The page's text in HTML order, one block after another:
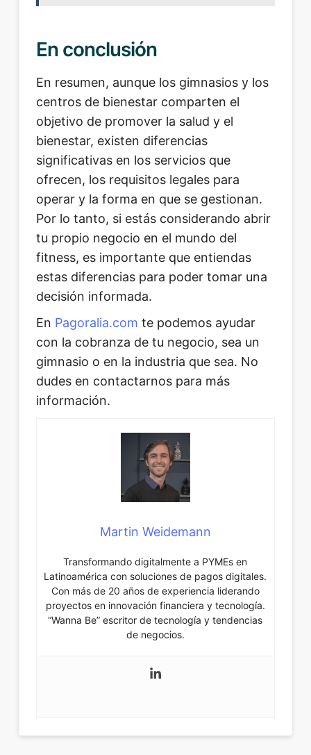
En conclusión
En resumen, aunque los gimnasios y los
centros de bienestar comparten el
objetivo de promover la salud y el
bienestar, existen diferencias
significativas en los servicios que
ofrecen, los requisitos legales para
operar y la forma en que se gestionan.
Por lo tanto, si estás considerando abrir
tu propio negocio en el mundo del
fitness, es importante que entiendas
estas diferencias para poder tomar una
decisión informada.
En Pagoralia.com te podemos ayudar
con la cobranza de tu negocio, sea un
gimnasio o en la industria que sea. No
dudes en contactarnos para más
información.
Martin Weidemann
Transformando digitalmente a PYMEs en
Latinoamérica con soluciones de pagos digitales.
Con más de 20 años de experiencia liderando
proyectos en innovación financiera y tecnología.
“Wanna Be” escritor de tecnología y tendencias
de negocios.